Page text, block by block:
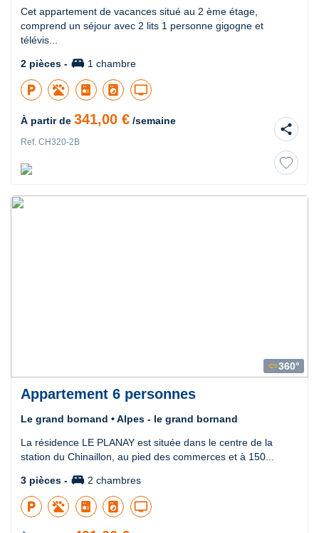
Cet appartement de vacances situé au 2 ème étage,
comprend un séjour avec 2 lits 1 personne gigogne et
télévis...
2 pièces - king_bed 1 chambre
local_parking local_laundry_service tv
À partir de 341,00 € /semaine
Ref. CH320-2B
share
360360°
Appartement 6 personnes
Le grand bornand • Alpes - le grand bornand
La résidence LE PLANAY est située dans le centre de la
station du Chinaillon, au pied des commerces et à 150...
3 pièces - king_bed 2 chambres
local_parking local_laundry_service tv